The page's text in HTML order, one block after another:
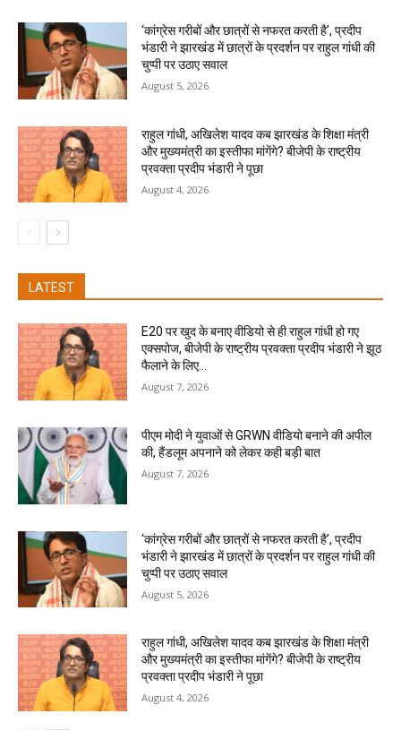
‘कांग्रेस गरीबों और छात्रों से नफरत करती है’, प्रदीप
भंडारी ने झारखंड में छात्रों के प्रदर्शन पर राहुल गांधी की
चुप्पी पर उठाए सवाल
August 5, 2026
राहुल गांधी, अखिलेश यादव कब झारखंड के शिक्षा मंत्री
और मुख्यमंत्री का इस्तीफा मांगेंगे? बीजेपी के राष्ट्रीय
प्रवक्ता प्रदीप भंडारी ने पूछा
August 4, 2026
LATEST
E20 पर खुद के बनाए वीडियो से ही राहुल गांधी हो गए
एक्सपोज, बीजेपी के राष्ट्रीय प्रवक्ता प्रदीप भंडारी ने झूठ
फैलाने के लिए...
August 7, 2026
पीएम मोदी ने युवाओं से GRWN वीडियो बनाने की अपील
की, हैंडलूम अपनाने को लेकर कही बड़ी बात
August 7, 2026
‘कांग्रेस गरीबों और छात्रों से नफरत करती है’, प्रदीप
भंडारी ने झारखंड में छात्रों के प्रदर्शन पर राहुल गांधी की
चुप्पी पर उठाए सवाल
August 5, 2026
राहुल गांधी, अखिलेश यादव कब झारखंड के शिक्षा मंत्री
और मुख्यमंत्री का इस्तीफा मांगेंगे? बीजेपी के राष्ट्रीय
प्रवक्ता प्रदीप भंडारी ने पूछा
August 4, 2026